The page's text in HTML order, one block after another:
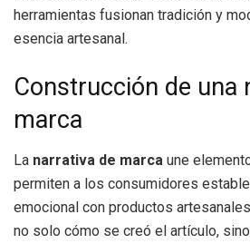
herramientas fusionan tradición y
esencia artesanal.
Construcción de una
marca
La narrativa de marca une
permiten a los consumidores
emocional con productos
no solo cómo se creó el artículo,